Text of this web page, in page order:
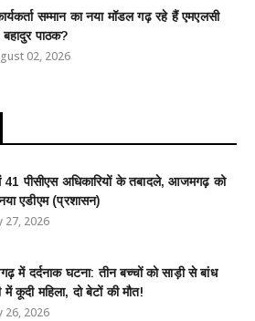
सम्मान का नया मॉडल गढ़ रहे हैं एमएलसी
पाठक?
02, 2026
41 पीसीएस अधिकारियों के तबादले, आजमगढ़ को
एडीएम (प्रशासन)
27, 2026
में दर्दनाक घटना: तीन बच्चों को साड़ी से बांध
में कूदी महिला, दो बेटों की मौत!
26, 2026